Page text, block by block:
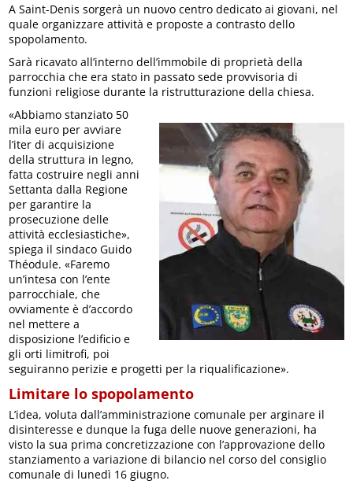
A Saint-Denis sorgerà un nuovo centro dedicato ai giovani, nel
quale organizzare attività e proposte a contrasto dello
spopolamento.
Sarà ricavato all’interno dell’immobile di proprietà della
parrocchia che era stato in passato sede provvisoria di
funzioni religiose durante la ristrutturazione della chiesa.
«Abbiamo stanziato 50
mila euro per avviare
l’iter di acquisizione
della struttura in legno,
fatta costruire negli anni
Settanta dalla Regione
per garantire la
prosecuzione delle
attività ecclesiastiche»,
spiega il sindaco Guido
Théodule. «Faremo
un’intesa con l’ente
parrocchiale, che
ovviamente è d’accordo
nel mettere a
disposizione l’edificio e
gli orti limitrofi, poi
seguiranno perizie e progetti per la riqualificazione».
Limitare lo spopolamento
L’idea, voluta dall’amministrazione comunale per arginare il
disinteresse e dunque la fuga delle nuove generazioni, ha
visto la sua prima concretizzazione con l’approvazione dello
stanziamento a variazione di bilancio nel corso del consiglio
comunale di lunedì 16 giugno.